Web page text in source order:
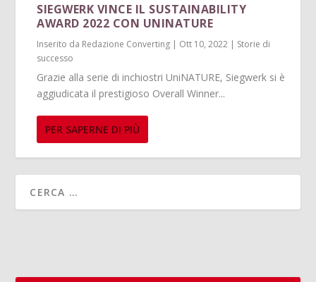
SIEGWERK VINCE IL SUSTAINABILITY
AWARD 2022 CON UNINATURE
Inserito da Redazione Converting | Ott 10, 2022 | Storie di
successo
Grazie alla serie di inchiostri UniNATURE, Siegwerk si è
aggiudicata il prestigioso Overall Winner...
PER SAPERNE DI PIÙ